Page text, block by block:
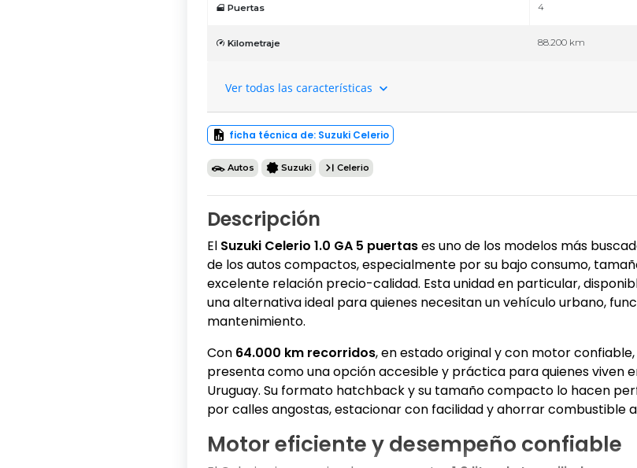
Puertas 4
Kilometraje 88.200 km
Ver todas las características
ficha técnica de: Suzuki Celerio
Autos Suzuki Celerio
Descripción
El Suzuki Celerio 1.0 GA 5 puertases uno de los modelos más
de los autos compactos, especialmente por su bajo consumo,
excelente relación precio-calidad. Esta unidad en particular,
una alternativa ideal para quienes necesitan un vehículo urbano,
mantenimiento.
Con 64.000 km recorridos, en estado original y con motor confiable,
presenta como una opción accesible y práctica para quienes viven
Uruguay. Su formato hatchback y su tamaño compacto lo hacen
por calles angostas, estacionar con facilidad y ahorrar combustible
Motor eficiente y desempeño confiable